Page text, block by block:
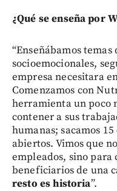
¿Qué se enseña por
“Enseñábamos
socioemocionales,
empresa necesitara
Comenzamos con
herramienta un poco
contener a sus
humanas; sacamos
abiertos. Vimos que
empleados, sino para
beneficiarios de una
resto es historia”.